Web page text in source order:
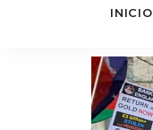
INICIO